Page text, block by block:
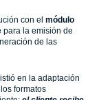
con el módulo
para la emisión de
de las
en la adaptación
formatos